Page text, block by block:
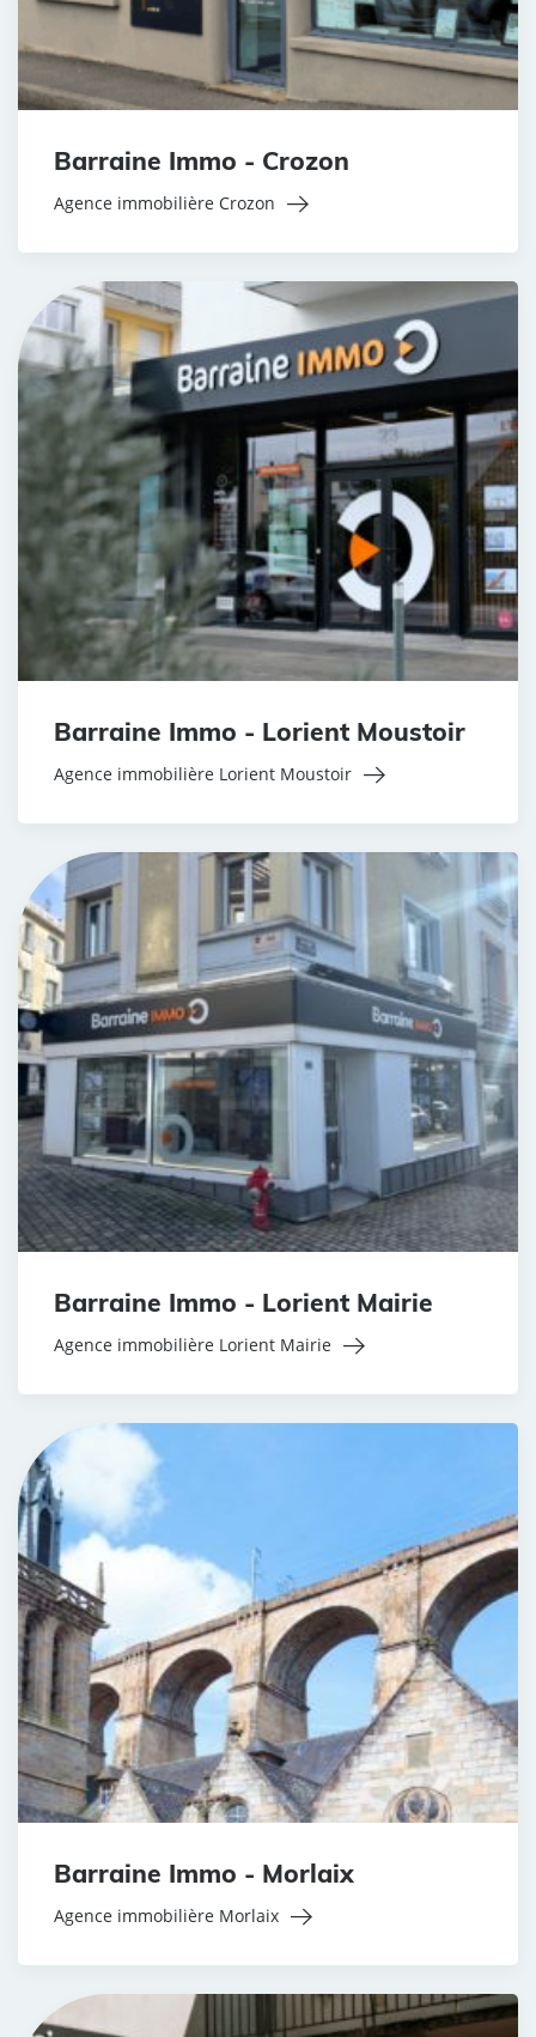
Barraine Immo - Crozon
Agence immobilière Crozon
Barraine Immo - Lorient Moustoir
Agence immobilière Lorient Moustoir
Barraine Immo - Lorient Mairie
Agence immobilière Lorient Mairie
Barraine Immo - Morlaix
Agence immobilière Morlaix